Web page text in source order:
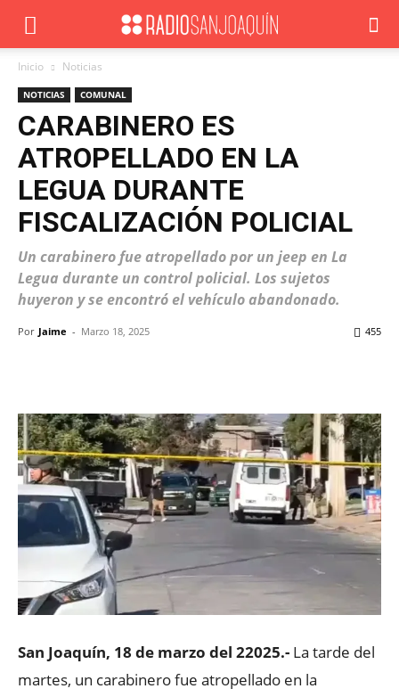
Inicio Noticias
NOTICIAS COMUNAL
CARABINERO ES
ATROPELLADO EN LA
LEGUA DURANTE
FISCALIZACIÓN POLICIAL
Un carabinero fue atropellado por un jeep en La
Legua durante un control policial. Los sujetos
huyeron y se encontró el vehículo abandonado.
Por Jaime - Marzo 18, 2025 455
San Joaquín, 18 de marzo del 22025.- La tarde del
martes, un carabinero fue atropellado en la